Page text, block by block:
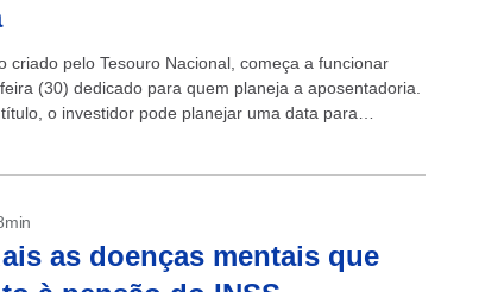
criado pelo Tesouro Nacional, começa a funcionar
(30) dedicado para quem planeja a aposentadoria.
o investidor pode planejar uma data para
as doenças mentais que